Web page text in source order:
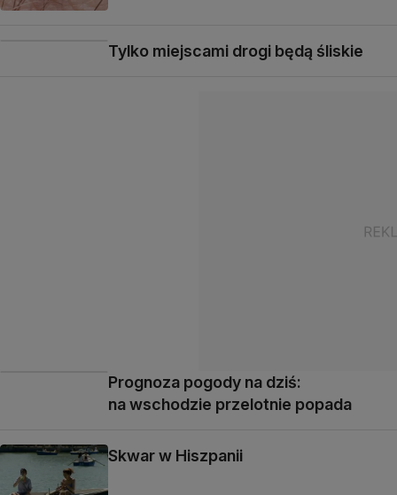
Tylko miejscami drogi będą śliskie
Prognoza pogody na dziś:
na wschodzie przelotnie popada
Skwar w Hiszpanii